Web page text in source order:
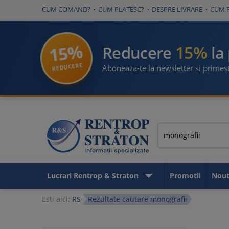
CUM COMAND? CUM PLATESC? DESPRE LIVRARE CUM
15%
REDUCERE
Reducere 15%
Aboneaza-te la newsletter si
Lucrari Rentrop & Straton Promotii
Esti aici: RS Rezultate cautare monografii